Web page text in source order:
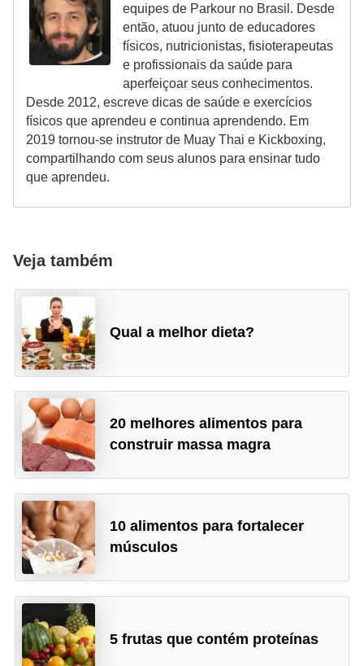
equipes de Parkour no Brasil. Desde
então, atuou junto de educadores
físicos, nutricionistas, fisioterapeutas
e profissionais da saúde para
aperfeiçoar seus conhecimentos.
Desde 2012, escreve dicas de saúde e exercícios
físicos que aprendeu e continua aprendendo. Em
2019 tornou-se instrutor de Muay Thai e Kickboxing,
compartilhando com seus alunos para ensinar tudo
que aprendeu.
Veja também
Qual a melhor dieta?
20 melhores alimentos para
construir massa magra
10 alimentos para fortalecer
músculos
5 frutas que contém proteínas